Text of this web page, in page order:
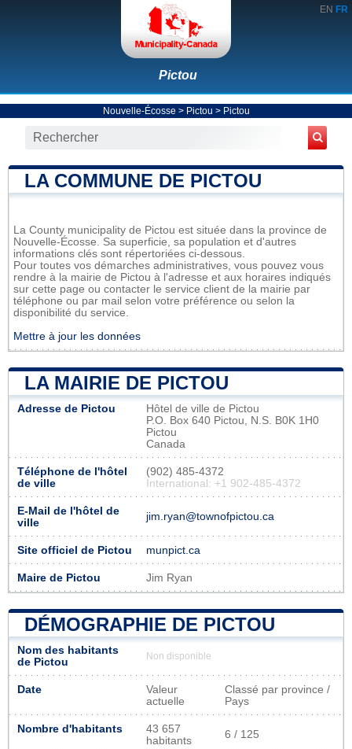
EN FR
Pictou
Nouvelle-Écosse > Pictou > Pictou
LA COMMUNE DE PICTOU
La County municipality de Pictou est située dans la province de
Nouvelle-Écosse. Sa superficie, sa population et d'autres
informations clés sont répertoriées ci-dessous.
Pour toutes vos démarches administratives, vous pouvez vous
rendre à la mairie de Pictou à l'adresse et aux horaires indiqués
sur cette page ou contacter le service client de la mairie par
téléphone ou par mail selon votre préférence ou selon la
disponibilité du service.
Mettre à jour les données
LA MAIRIE DE PICTOU
Adresse de Pictou
Hôtel de ville de Pictou
P.O. Box 640 Pictou, N.S. B0K 1H0
Pictou
Canada
Téléphone de l'hôtel
de ville
(902) 485-4372
International: +1 902-485-4372
E-Mail de l'hôtel de
ville
jim.ryan@townofpictou.ca
Site officiel de Pictou munpict.ca
Maire de Pictou Jim Ryan
DÉMOGRAPHIE DE PICTOU
Nom des habitants
de Pictou
Non disponible
Date
Valeur
actuelle
Classé par province /
Pays
Nombre d'habitants
43 657
habitants
6 / 125